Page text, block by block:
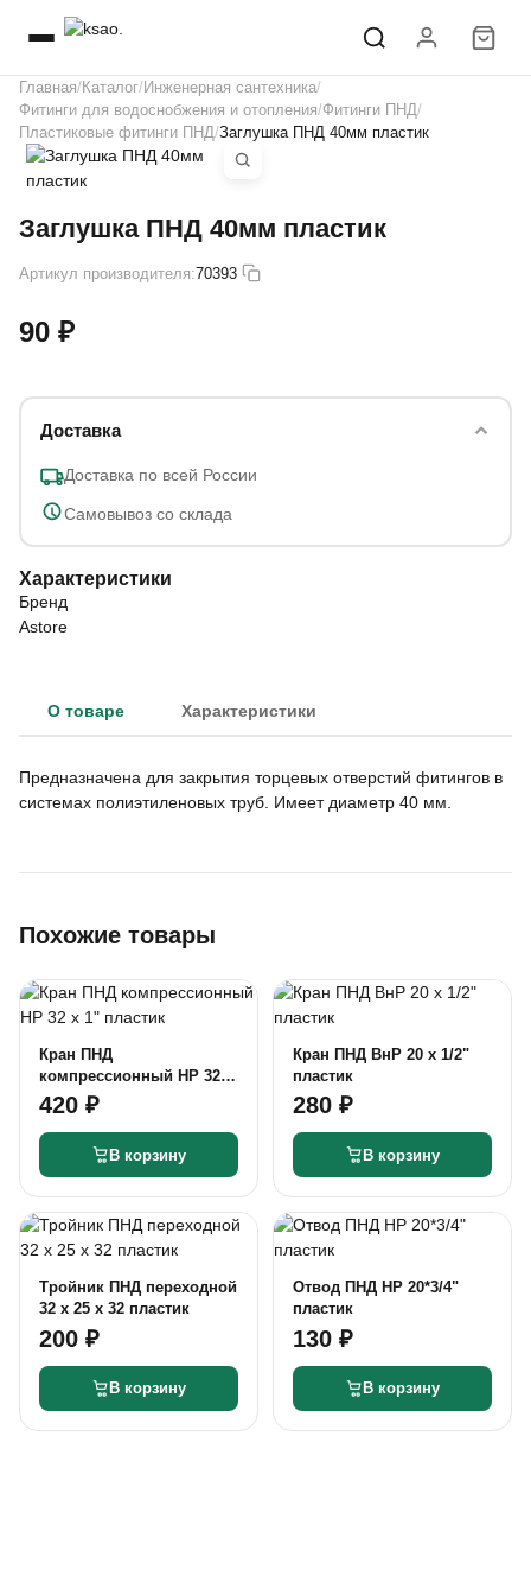
Главная Каталог Инженерная сантехника
Фитинги для водоснобжения и отопления Фитинги ПНД
Пластиковые фитинги ПНД Заглушка ПНД 40мм пластик
Заглушка ПНД 40мм пластик
Артикул производителя:70393
90 ₽
Доставка
Доставка по всей России
Самовывоз со склада
Характеристики
Бренд
Astore
О товаре Характеристики
Предназначена для закрытия торцевых отверстий фитингов в
системах полиэтиленовых труб. Имеет диаметр 40 мм.
Похожие товары
Кран ПНД
компрессионный НР 32 х
1" пластик
420 ₽
В корзину
Кран ПНД ВнР 20 х 1/2"
пластик
280 ₽
В корзину
Тройник ПНД переходной
32 х 25 х 32 пластик
200 ₽
В корзину
Отвод ПНД НР 20*3/4"
пластик
130 ₽
В корзину